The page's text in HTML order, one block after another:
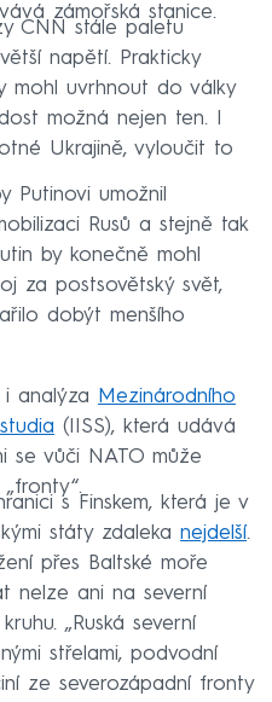
zámořská stanice.
CNN stále paletu
napětí. Prakticky
mohl uvrhnout do války
možná nejen ten. I
Ukrajině, vyloučit to
Putinovi umožnil
Rusů a stejně tak
by konečně mohl
za postsovětský svět,
dobýt menšího
analýza
Mezinárodního
(IISS), která udává
se vůči NATO může
s Finskem, která je v
státy zdaleka nejdelší.
přes Baltské moře
nelze ani na severní
„Ruská severní
střelami, podvodní
ze severozápadní fronty